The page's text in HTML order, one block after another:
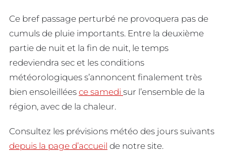
Ce bref passage perturbé ne provoquera pas de
cumuls de pluie importants. Entre la deuxième
partie de nuit et la fin de nuit, le temps
redeviendra sec et les conditions
météorologiques s’annoncent finalement très
bien ensoleillées ce samedi sur l’ensemble de la
région, avec de la chaleur.
Consultez les prévisions météo des jours suivants
depuis la page d’accueil de notre site.